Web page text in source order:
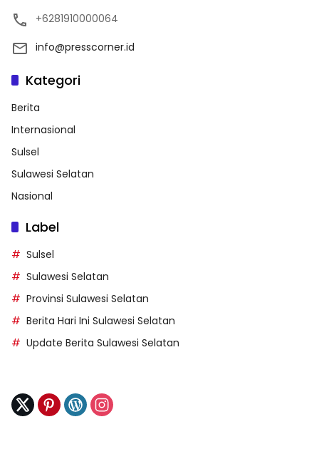
+6281910000064
info@presscorner.id
Kategori
Berita
Internasional
Sulsel
Sulawesi Selatan
Nasional
Label
Sulsel
Sulawesi Selatan
Provinsi Sulawesi Selatan
Berita Hari Ini Sulawesi Selatan
Update Berita Sulawesi Selatan